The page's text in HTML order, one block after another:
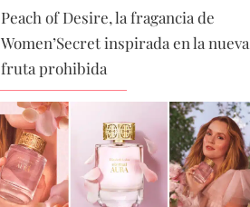
Peach of Desire, la fragancia de
Women’Secret inspirada en la nueva
fruta prohibida